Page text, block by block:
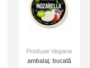
Produse Vegane
ambalaj: bucată